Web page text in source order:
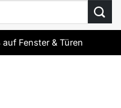
auf Fenster & Türen